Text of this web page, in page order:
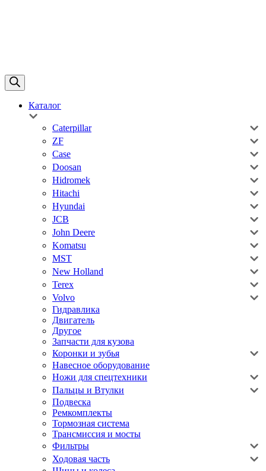
Каталог
Caterpillar
ZF
Case
Doosan
Hidromek
Hitachi
Hyundai
JCB
John Deere
Komatsu
MST
New Holland
Terex
Volvo
Гидравлика
Двигатель
Другое
Запчасти для кузова
Коронки и зубья
Навесное оборудование
Ножи для спецтехники
Пальцы и Втулки
Подвеска
Ремкомплекты
Тормозная система
Трансмиссия и мосты
Фильтры
Ходовая часть